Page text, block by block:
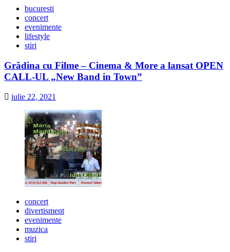
bucuresti
concert
evenimente
lifestyle
stiri
Grădina cu Filme – Cinema & More a lansat OPEN
CALL-UL „New Band in Town”
iulie 22, 2021
concert
divertisment
evenimente
muzica
stiri